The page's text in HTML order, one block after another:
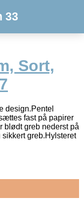
33
Sort,
design.Pentel
fast på papirer
blødt greb nederst på
sikkert greb.Hylsteret